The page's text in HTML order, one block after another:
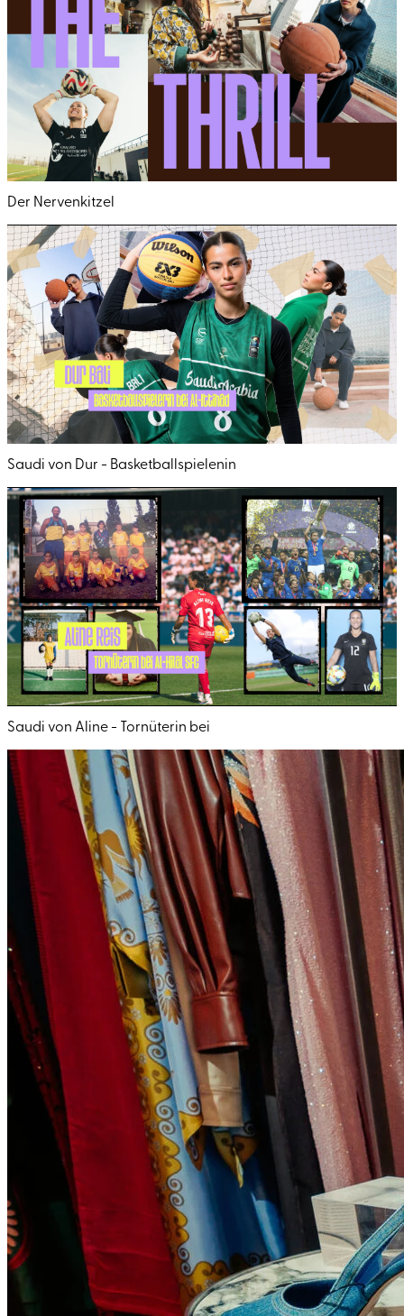
Der Nervenkitzel
Saudi von Dur - Basketballspielenin
Saudi von Aline - Tornüterin bei